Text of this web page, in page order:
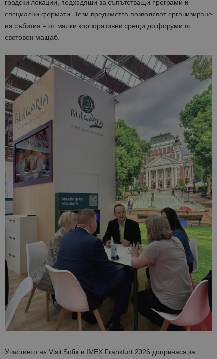
градски локации, подходящи за съпътстващи програми и
специални формати. Тези предимства позволяват организиране
на събития – от малки корпоративни срещи до форуми от
световен мащаб.
Участието на Visit Sofia в IMEX Frankfurt 2026 допринася за